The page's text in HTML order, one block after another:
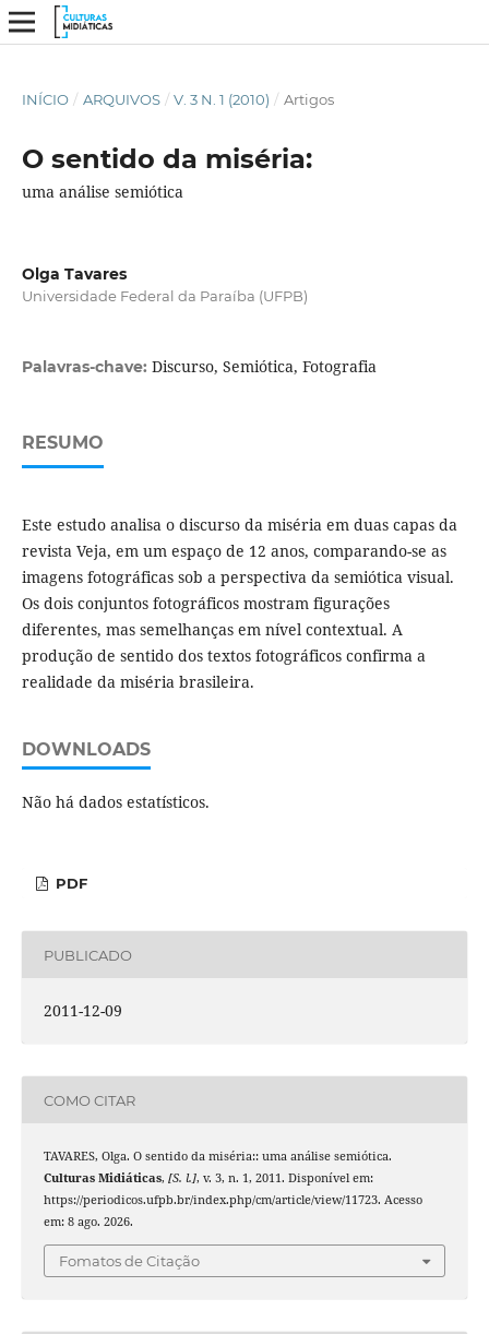
INÍCIO / ARQUIVOS / V. 3 N. 1 (2010) / Artigos
O sentido da miséria:
uma análise semiótica
Olga Tavares
Universidade Federal da Paraíba (UFPB)
Palavras-chave: Discurso, Semiótica, Fotografia
RESUMO
Este estudo analisa o discurso da miséria em duas capas da
revista Veja, em um espaço de 12 anos, comparando-se as
imagens fotográficas sob a perspectiva da semiótica visual.
Os dois conjuntos fotográficos mostram figurações
diferentes, mas semelhanças em nível contextual. A
produção de sentido dos textos fotográficos confirma a
realidade da miséria brasileira.
DOWNLOADS
Não há dados estatísticos.
PDF
PUBLICADO
2011-12-09
COMO CITAR
TAVARES, Olga. O sentido da miséria:: uma análise semiótica.
Culturas Midiáticas, [S. l.], v. 3, n. 1, 2011. Disponível em:
https://periodicos.ufpb.br/index.php/cm/article/view/11723. Acesso
em: 8 ago. 2026.
Fomatos de Citação